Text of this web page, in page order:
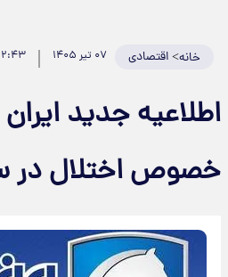
خانه>اقتصادی ۰۷ تیر ۱۴۰۵
اطلاعیه جدید
خصوص اختلال در